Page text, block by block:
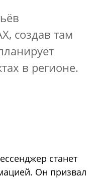
создав там
в регионе.
станет
Он призвал